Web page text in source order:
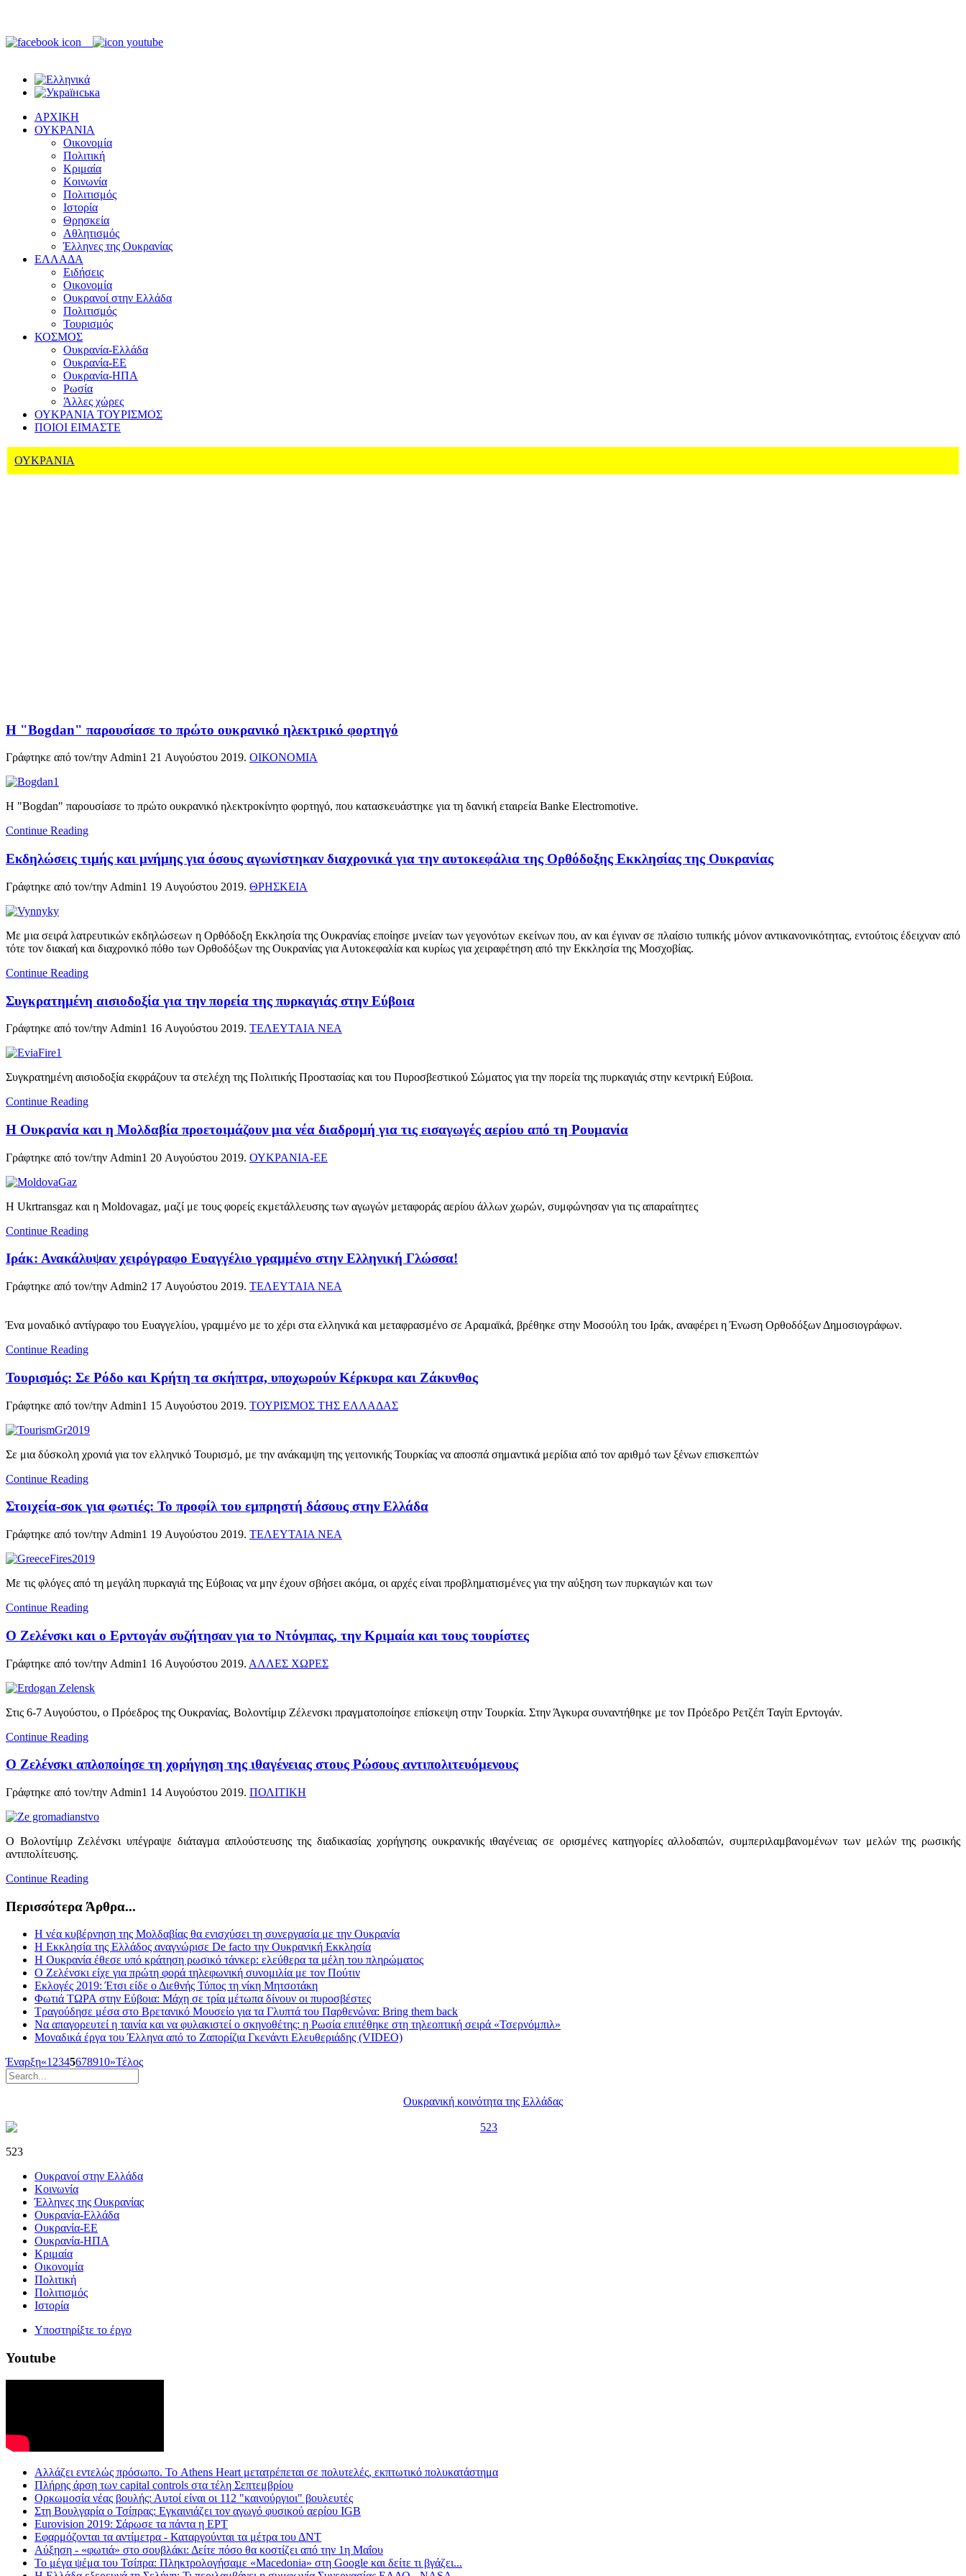
ΑΡΧΙΚΗ
ΟΥΚΡΑΝΙΑ
Οικονομία
Πολιτική
Κριμαία
Κοινωνία
Πολιτισμός
Ιστορία
Θρησκεία
Αθλητισμός
Έλληνες της Ουκρανίας
ΕΛΛΑΔΑ
Ειδήσεις
Οικονομία
Ουκρανοί στην Ελλάδα
Πολιτισμός
Τουρισμός
ΚΟΣΜΟΣ
Ουκρανία-Ελλάδα
Ουκρανία-ΕΕ
Ουκρανία-ΗΠΑ
Ρωσία
Άλλες χώρες
ΟΥΚΡΑΝΙΑ ΤΟΥΡΙΣΜΟΣ
ΠΟΙΟΙ ΕΙΜΑΣΤΕ
ΟΥΚΡΑΝΙΑ
Η "Bogdan" παρουσίασε το πρώτο ουκρανικό ηλεκτρικό φορτηγό
Γράφτηκε από τον/την Admin1 21 Αυγούστου 2019. ΟΙΚΟΝΟΜΙΑ
Η "Bogdan" παρουσίασε το πρώτο ουκρανικό ηλεκτροκίνητο φορτηγό, που κατασκευάστηκε για τη δανική εταιρεία Banke Electromotive.
Continue Reading
Εκδηλώσεις τιμής και μνήμης για όσους αγωνίστηκαν διαχρονικά για την αυτοκεφάλια της Ορθόδοξης Εκκλησίας της Ουκρανίας
Γράφτηκε από τον/την Admin1 19 Αυγούστου 2019. ΘΡΗΣΚΕΙΑ
Με μια σειρά λατρευτικών εκδηλώσεων η Ορθόδοξη Εκκλησία της Ουκρανίας εποίησε μνείαν των γεγονότων εκείνων που, αν και έγιναν σε πλαίσιο τυπικής μόνον αντικανονικότητας, εντούτοις έδειχναν από
τότε τον διακαή και διαχρονικό πόθο των Ορθοδόξων της Ουκρανίας για Αυτοκεφαλία και κυρίως για χειραφέτηση από την Εκκλησία της Μοσχοβίας.
Continue Reading
Συγκρατημένη αισιοδοξία για την πορεία της πυρκαγιάς στην Εύβοια
Γράφτηκε από τον/την Admin1 16 Αυγούστου 2019. ΤΕΛΕΥΤΑΙΑ ΝΕΑ
Συγκρατημένη αισιοδοξία εκφράζουν τα στελέχη της Πολιτικής Προστασίας και του Πυροσβεστικού Σώματος για την πορεία της πυρκαγιάς στην κεντρική Εύβοια.
Continue Reading
Η Ουκρανία και η Μολδαβία προετοιμάζουν μια νέα διαδρομή για τις εισαγωγές αερίου από τη Ρουμανία
Γράφτηκε από τον/την Admin1 20 Αυγούστου 2019. ΟΥΚΡΑΝΙΑ-ΕΕ
Η Ukrtransgaz και η Moldovagaz, μαζί με τους φορείς εκμετάλλευσης των αγωγών μεταφοράς αερίου άλλων χωρών, συμφώνησαν για τις απαραίτητες
Continue Reading
Ιράκ: Ανακάλυψαν χειρόγραφο Ευαγγέλιο γραμμένο στην Ελληνική Γλώσσα!
Γράφτηκε από τον/την Admin2 17 Αυγούστου 2019. ΤΕΛΕΥΤΑΙΑ ΝΕΑ
Ένα μοναδικό αντίγραφο του Ευαγγελίου, γραμμένο με το χέρι στα ελληνικά και μεταφρασμένο σε Αραμαϊκά, βρέθηκε στην Μοσούλη του Ιράκ, αναφέρει η Ένωση Ορθοδόξων Δημοσιογράφων.
Continue Reading
Τουρισμός: Σε Ρόδο και Κρήτη τα σκήπτρα, υποχωρούν Κέρκυρα και Ζάκυνθος
Γράφτηκε από τον/την Admin1 15 Αυγούστου 2019. ΤΟΥΡΙΣΜΟΣ ΤΗΣ ΕΛΛΑΔΑΣ
Σε μια δύσκολη χρονιά για τον ελληνικό Τουρισμό, με την ανάκαμψη της γειτονικής Τουρκίας να αποσπά σημαντικά μερίδια από τον αριθμό των ξένων επισκεπτών
Continue Reading
Στοιχεία-σοκ για φωτιές: To προφίλ του εμπρηστή δάσους στην Ελλάδα
Γράφτηκε από τον/την Admin1 19 Αυγούστου 2019. ΤΕΛΕΥΤΑΙΑ ΝΕΑ
Με τις φλόγες από τη μεγάλη πυρκαγιά της Εύβοιας να μην έχουν σβήσει ακόμα, οι αρχές είναι προβληματισμένες για την αύξηση των πυρκαγιών και των
Continue Reading
Ο Ζελένσκι και ο Ερντογάν συζήτησαν για το Ντόνμπας, την Κριμαία και τους τουρίστες
Γράφτηκε από τον/την Admin1 16 Αυγούστου 2019. ΑΛΛΕΣ ΧΩΡΕΣ
Στις 6-7 Αυγούστου, ο Πρόεδρος της Ουκρανίας, Βολοντίμιρ Ζέλενσκι πραγματοποίησε επίσκεψη στην Τουρκία. Στην Άγκυρα συναντήθηκε με τον Πρόεδρο Ρετζέπ Ταγίπ Ερντογάν.
Continue Reading
Ο Ζελένσκι απλοποίησε τη χορήγηση της ιθαγένειας στους Ρώσους αντιπολιτευόμενους
Γράφτηκε από τον/την Admin1 14 Αυγούστου 2019. ΠΟΛΙΤΙΚΗ
Ο Βολοντίμιρ Ζελένσκι υπέγραψε διάταγμα απλούστευσης της διαδικασίας χορήγησης ουκρανικής ιθαγένειας σε ορισμένες κατηγορίες αλλοδαπών, συμπεριλαμβανομένων των μελών της ρωσικής
αντιπολίτευσης.
Continue Reading
Περισσότερα Άρθρα...
Η νέα κυβέρνηση της Μολδαβίας θα ενισχύσει τη συνεργασία με την Ουκρανία
Η Εκκλησία της Ελλάδος αναγνώρισε De facto την Ουκρανική Εκκλησία
Η Ουκρανία έθεσε υπό κράτηση ρωσικό τάνκερ: ελεύθερα τα μέλη του πληρώματος
Ο Ζελένσκι είχε για πρώτη φορά τηλεφωνική συνομιλία με τον Πούτιν
Εκλογές 2019: Έτσι είδε ο Διεθνής Τύπος τη νίκη Μητσοτάκη
Φωτιά ΤΩΡΑ στην Εύβοια: Μάχη σε τρία μέτωπα δίνουν οι πυροσβέστες
Τραγούδησε μέσα στο Βρετανικό Μουσείο για τα Γλυπτά του Παρθενώνα: Bring them back
Να απαγορευτεί η ταινία και να φυλακιστεί ο σκηνοθέτης: η Ρωσία επιτέθηκε στη τηλεοπτική σειρά «Τσερνόμπιλ»
Μοναδικά έργα του Έλληνα από το Ζαπορίζια Γκενάντι Ελευθεριάδης (VIDEO)
Έναρξη«1 2345678910»Τέλος
Ουκρανική κοινότητα της Ελλάδας
523
Ουκρανοί στην Ελλάδα
Κοινωνία
Έλληνες της Ουκρανίας
Ουκρανία-Ελλάδα
Ουκρανία-ΕΕ
Ουκρανία-ΗΠΑ
Κριμαία
Οικονομία
Πολιτική
Πολιτισμός
Ιστορία
Υποστηρίξτε το έργο
Youtube
Aλλάζει εντελώς πρόσωπο. Το Athens Heart μετατρέπεται σε πολυτελές, εκπτωτικό πολυκατάστημα
Πλήρης άρση των capital controls στα τέλη Σεπτεμβρίου
Ορκωμοσία νέας βουλής: Αυτοί είναι οι 112 "καινούργιοι" βουλευτές
Στη Βουλγαρία ο Τσίπρας: Εγκαινιάζει τον αγωγό φυσικού αερίου IGB
Eurovision 2019: Σάρωσε τα πάντα η ΕΡΤ
Εφαρμόζονται τα αντίμετρα - Καταργούνται τα μέτρα του ΔΝΤ
Αύξηση - «φωτιά» στο σουβλάκι: Δείτε πόσο θα κοστίζει από την 1η Μαΐου
Το μέγα ψέμα του Τσίπρα: Πληκτρολογήσαμε «Macedonia» στη Google και δείτε τι βγάζει...